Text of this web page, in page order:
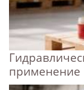
применение